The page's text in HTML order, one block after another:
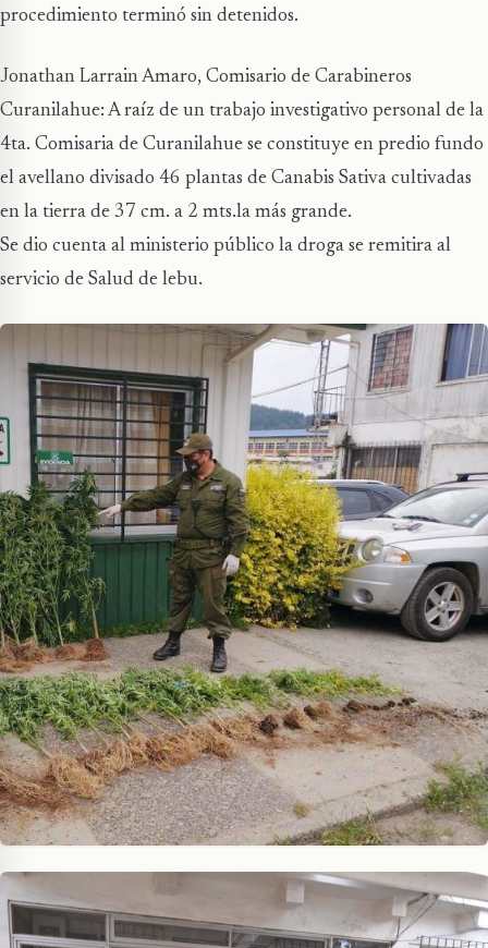
procedimiento terminó sin detenidos.
Jonathan Larrain Amaro, Comisario de Carabineros
Curanilahue: A raíz de un trabajo investigativo personal de la
4ta. Comisaria de Curanilahue se constituye en predio fundo
el avellano divisado 46 plantas de Canabis Sativa cultivadas
en la tierra de 37 cm. a 2 mts.la más grande.
Se dio cuenta al ministerio público la droga se remitira al
servicio de Salud de lebu.